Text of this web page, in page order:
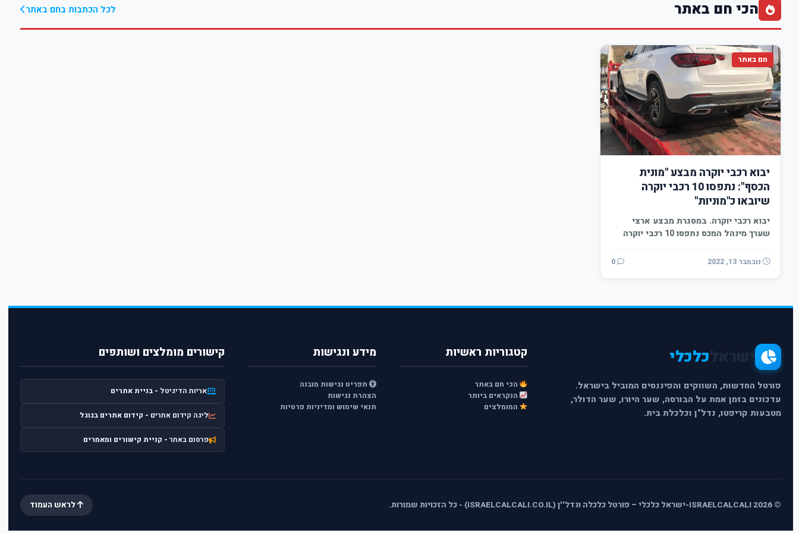
הכי חם באתר לכל הכתבות בחם באתר
חם באתר
יבוא רכבי יוקרה מבצע "מונית
הכסף": נתפסו 10 רכבי יוקרה
שיובאו כ"מוניות"
יבוא רכבי יוקרה. במסגרת מבצע ארצי
שערך מינהל המכס נתפסו 10 רכבי יוקרה
נובמבר 13, 2022
כלכלי
פורטל החדשות, השווקים והפיננסים המוביל בישראל.
עדכונים בזמן אמת על הבורסה, שער היורו, שער הדולר,
מטבעות קריפטו, נדל"ן וכלכלת בית.
קטגוריות ראשיות
הכי חם באתר
הנקראים ביותר
המומלצים
מידע ונגישות
תפריט נגישות מובנה
הצהרת נגישות
תנאי שימוש ומדיניות פרטיות
קישורים מומלצים ושותפים
אריות הדיגיטל - בניית אתרים
ליגה קידום אתרים - קידום אתרים בגוגל
פרסום באתר- קניית קישורים ומאמרים
© 2026 ISRAELCALCALI-ישראל כלכלי – פורטל כלכלה ונדל''ן (ISRAELCALCALI.CO.IL) - כל הזכויות שמורות. לראש העמוד